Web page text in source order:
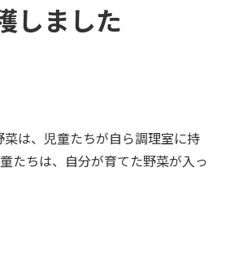
しました
は、児童たちが自ら調理室に持
たちは、自分が育てた野菜が入っ